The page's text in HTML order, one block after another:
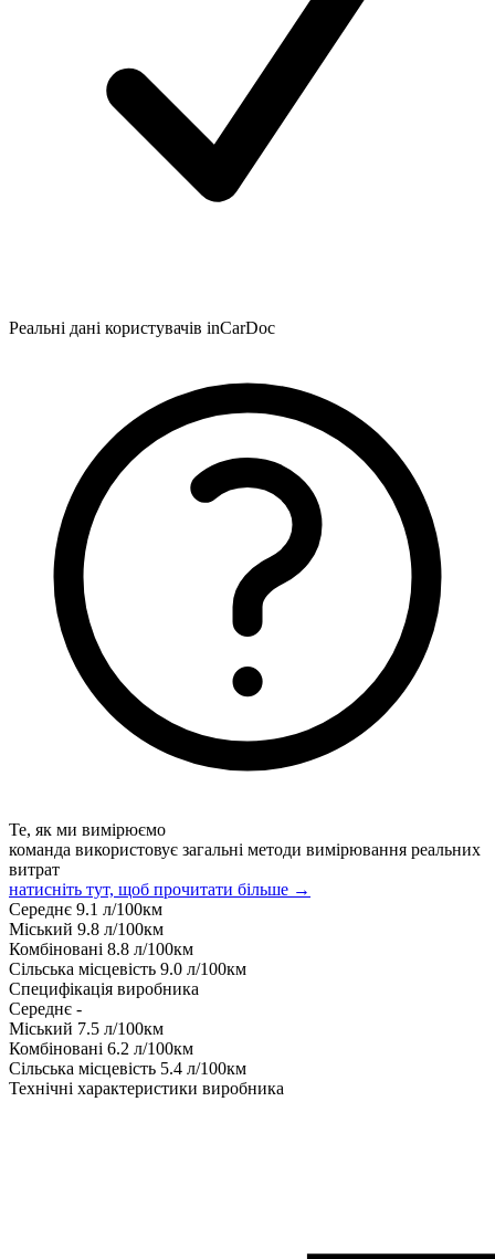
Реальні дані користувачів inCarDoc
Те, як ми вимірюємо
команда використовує загальні методи вимірювання реальних
витрат
натисніть тут, щоб прочитати більше →
Середнє 9.1 л/100км
Міський 9.8 л/100км
Комбіновані 8.8 л/100км
Сільська місцевість 9.0 л/100км
Специфікація виробника
Середнє -
Міський 7.5 л/100км
Комбіновані 6.2 л/100км
Сільська місцевість 5.4 л/100км
Технічні характеристики виробника